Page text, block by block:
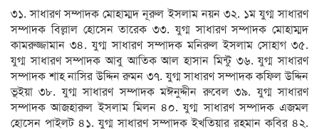
৩১. সাধারণ সম্পাদক মোহাম্মদ নূরুল ইসলাম নয়ন ৩২. ১ম যুগ্ম সাধারণ
সম্পাদক বিল্লাল হোসেন তারেক ৩৩. যুগ্ম সাধারণ সম্পাদক মোহাম্মদ
কামরুজ্জামান ৩৪. যুগ্ম সাধারণ সম্পাদক মনিরুল ইসলাম সোহাগ ৩৫.
যুগ্ম সাধারণ সম্পাদক আবু আতিক আল হাসান মিন্টু ৩৬. যুগ্ম সাধারণ
সম্পাদক শাহ নাসির উদ্দিন রুমন ৩৭. যুগ্ম সাধারণ সম্পাদক কফিল উদ্দিন
ভূইয়া ৩৮. যুগ্ম সাধারণ সম্পাদক মঈনুদ্দীন রুবেল ৩৯. যুগ্ম সাধারণ
সম্পাদক আজহারুল ইসলাম মিলন ৪০. যুগ্ম সাধারণ সম্পাদক এজমল
হোসেন পাইলট ৪১. যুগ্ম সাধারণ সম্পাদক ইখতিয়ার রহমান কবির ৪২.